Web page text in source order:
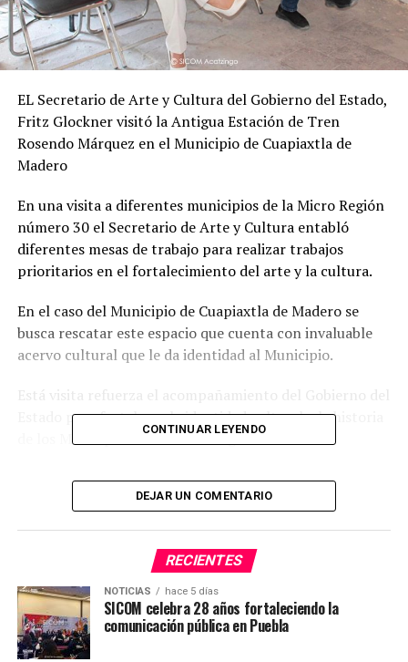
EL Secretario de Arte y Cultura del Gobierno del Estado,
Fritz Glockner visitó la Antigua Estación de Tren
Rosendo Márquez en el Municipio de Cuapiaxtla de
Madero
En una visita a diferentes municipios de la Micro Región
número 30 el Secretario de Arte y Cultura entabló
diferentes mesas de trabajo para realizar trabajos
prioritarios en el fortalecimiento del arte y la cultura.
En el caso del Municipio de Cuapiaxtla de Madero se
busca rescatar este espacio que cuenta con invaluable
acervo cultural que le da identidad al Municipio.
Está visita refuerza el acompañamiento del Gobierno del
Estado para fortalecer la identidad cultural y la historia
de los Municipios de la Micro Región número 30.
La estación Rosendo Marquez se edificó sobre la línea de
Puebla a Oaxaca en el Municipio de Cuapiaxtla de
del Sur, por medio de la concesión número 82 señalada
con fecha 21 de mayo de 1891.
#SICOMAcatzingo #CulturaVivaPuebla
#NoticiasDelTerritorio
CONTINUAR LEYENDO
DEJAR UN COMENTARIO
RECIENTES
NOTICIAS hace 5 días
SICOM celebra 28 años fortaleciendo la
comunicación pública en Puebla